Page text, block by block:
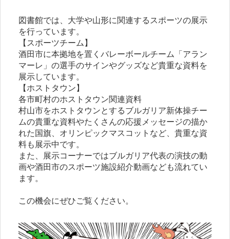
図書館では、大学や山形に関連するスポーツの展示
を行っています。
【スポーツチーム】
酒田市に本拠地を置くバレーボールチーム「アラン
マーレ」の選手のサインやグッズなど貴重な資料を
展示しています。
【ホストタウン】
各市町村のホストタウン関連資料
村山市をホストタウンとするブルガリア新体操チー
ムの貴重な資料やたくさんの応援メッセージの描か
れた国旗、オリンピックマスコットなど、貴重な資
料も展示中です。
また、展示コーナーではブルガリア代表の演技の動
画や酒田市のスポーツ施設紹介動画なども流れてい
ます。
この機会にぜひご覧ください。